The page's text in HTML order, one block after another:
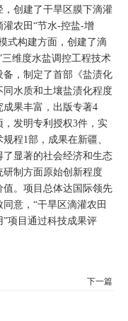
，创建了干旱区膜下滴灌
农田“节水-控盐-增
式构建方面，创建了滴
维度水盐调控工程技术
，制定了首部《盐渍化
同水质和土壤盐渍化程度
果丰富，出版专著4
发明专利授权3件，实
程1部，成果在新疆、
显著的社会经济和生态
制方面原始创新程度
。项目总体达国际领先
意，“干旱区滴灌农田
项目通过科技成果评